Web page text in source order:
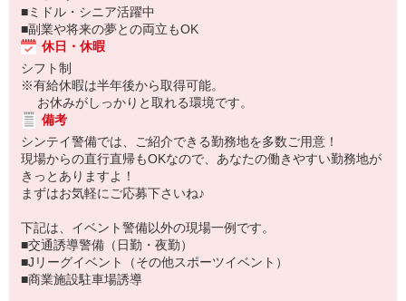
■ミドル・シニア活躍中
■副業や将来の夢との両立もOK
休日・休暇
シフト制
※有給休暇は半年後から取得可能。
お休みがしっかりと取れる環境です。
備考
シンテイ警備では、ご紹介できる勤務地を多数ご用意！
現場からの直行直帰もOKなので、あなたの働きやすい勤務地が
きっとありますよ！
まずはお気軽にご応募下さいね♪
下記は、イベント警備以外の現場一例です。
■交通誘導警備（日勤・夜勤）
■Jリーグイベント（その他スポーツイベント）
■商業施設駐車場誘導